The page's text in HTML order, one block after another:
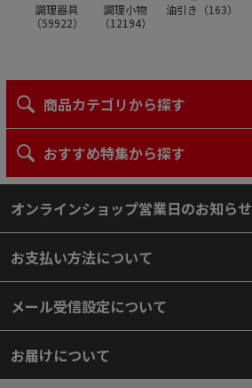
調理器具
（59922）
調理小物
（12194）
油引き（163）
商品カテゴリから探す
おすすめ特集から探す
オンラインショップ営業日のお知らせ
お支払い方法について
メール受信設定について
お届けについて